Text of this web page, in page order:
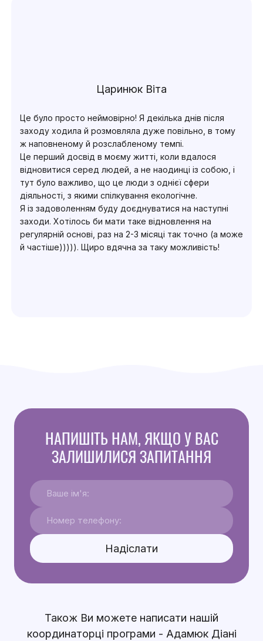
Царинюк Віта
Це було просто неймовірно! Я декілька днів після
заходу ходила й розмовляла дуже повільно, в тому
ж наповненому й розслабленому темпі.
Це перший досвід в моєму житті, коли вдалося
відновитися серед людей, а не наодинці із собою, і
тут було важливо, що це люди з однієї сфери
діяльності, з якими спілкування екологічне.
Я із задоволенням буду доєднуватися на наступні
заходи. Хотілось би мати таке відновлення на
регулярній основі, раз на 2-3 місяці так точно (а може
й частіше))))). Щиро вдячна за таку можливість!
НАПИШІТЬ НАМ, ЯКЩО У ВАС
ЗАЛИШИЛИСЯ ЗАПИТАННЯ
Надіслати
Також Ви можете написати нашій
координаторці програми - Адамюк Діані